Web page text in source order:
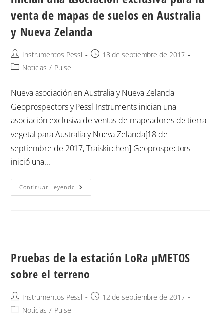
venta de mapas de suelos en Australia
y Nueva Zelanda
Instrumentos Pessl
18 de septiembre de 2017
Noticias / Pulse
Nueva asociación en Australia y Nueva Zelanda
Geoprospectors y Pessl Instruments inician una
asociación exclusiva de ventas de mapeadores de tierra
vegetal para Australia y Nueva Zelanda[18 de
septiembre de 2017, Traiskirchen] Geoprospectors
inició una...
Continuar Leyendo
Pruebas de la estación LoRa µMETOS
sobre el terreno
Instrumentos Pessl
12 de septiembre de 2017
Noticias / Pulse